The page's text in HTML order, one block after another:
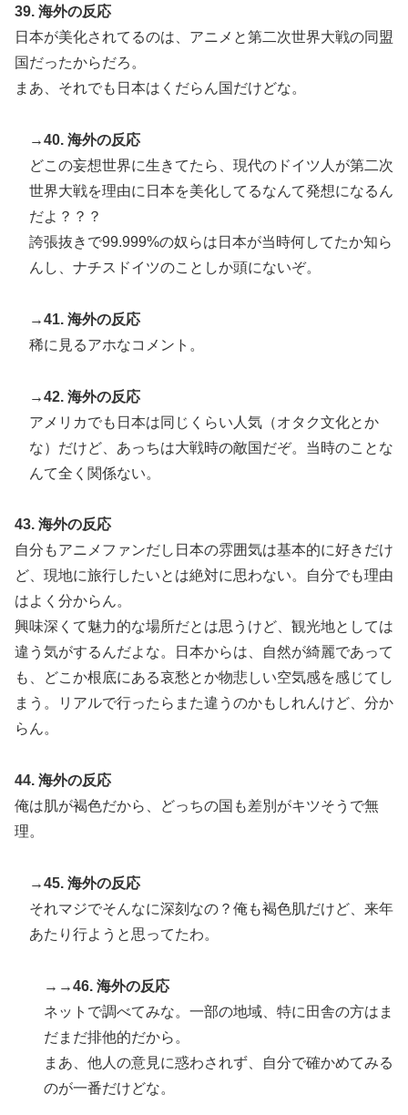
39. 海外の反応
日本が美化されてるのは、アニメと第二次世界大戦の同盟
国だったからだろ。
まあ、それでも日本はくだらん国だけどな。
→40. 海外の反応
どこの妄想世界に生きてたら、現代のドイツ人が第二次
世界大戦を理由に日本を美化してるなんて発想になるん
だよ？？？
誇張抜きで99.999%の奴らは日本が当時何してたか知ら
んし、ナチスドイツのことしか頭にないぞ。
→41. 海外の反応
稀に見るアホなコメント。
→42. 海外の反応
アメリカでも日本は同じくらい人気（オタク文化とか
な）だけど、あっちは大戦時の敵国だぞ。当時のことな
んて全く関係ない。
43. 海外の反応
自分もアニメファンだし日本の雰囲気は基本的に好きだけ
ど、現地に旅行したいとは絶対に思わない。自分でも理由
はよく分からん。
興味深くて魅力的な場所だとは思うけど、観光地としては
違う気がするんだよな。日本からは、自然が綺麗であって
も、どこか根底にある哀愁とか物悲しい空気感を感じてし
まう。リアルで行ったらまた違うのかもしれんけど、分か
らん。
44. 海外の反応
俺は肌が褐色だから、どっちの国も差別がキツそうで無
理。
→45. 海外の反応
それマジでそんなに深刻なの？俺も褐色肌だけど、来年
あたり行ようと思ってたわ。
→→46. 海外の反応
ネットで調べてみな。一部の地域、特に田舎の方はま
だまだ排他的だから。
まあ、他人の意見に惑わされず、自分で確かめてみる
のが一番だけどな。